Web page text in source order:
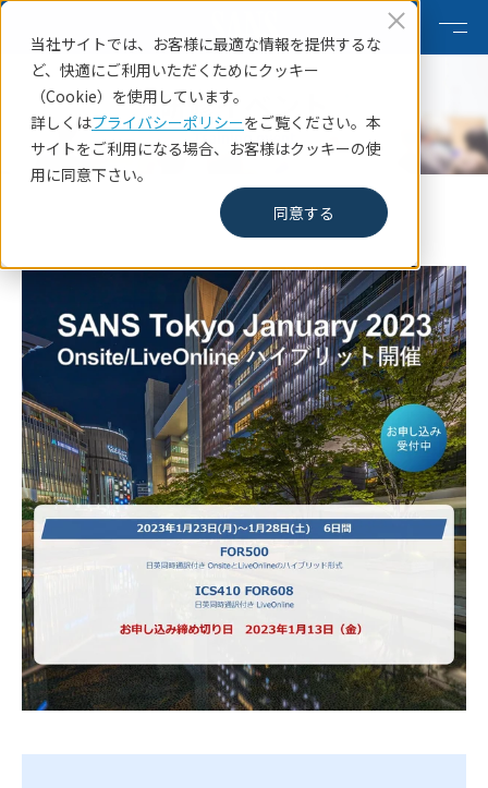
当社サイトでは、お客様に最適な情報を提供するな
ど、快適にご利用いただくためにクッキー
（Cookie）を使用しています。
詳しくはプライバシーポリシーをご覧ください。本
サイトをご利用になる場合、お客様はクッキーの使
用に同意下さい。
同意する
研修イベント
Training event
SANS Tokyo January 2023